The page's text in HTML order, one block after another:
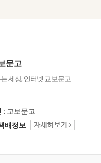
문고
세상, 인터넷 교보문고
: 교보문고
배정보